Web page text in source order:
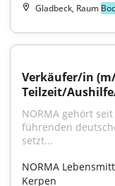
Gladbeck, Raum
Verkäufer/in
Teilzeit/
NORMA gehört
führenden
setzt...
NORMA
Kerpen